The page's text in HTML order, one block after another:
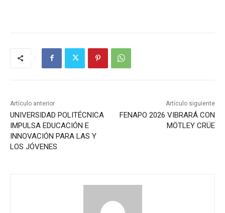
Artículo anterior
UNIVERSIDAD POLITÉCNICA
IMPULSA EDUCACIÓN E
INNOVACIÓN PARA LAS Y
LOS JÓVENES
Artículo siguiente
FENAPO 2026 VIBRARÁ CON
MÖTLEY CRÜE